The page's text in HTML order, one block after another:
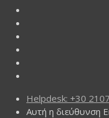
Helpdesk: +30
Αυτή η διεύθυνση